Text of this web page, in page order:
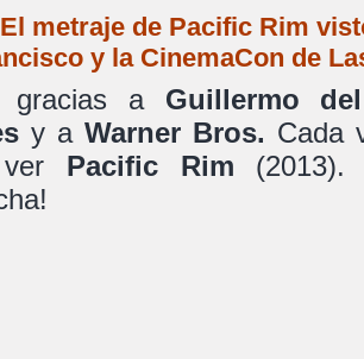
metraje de Pacific Rim
y la CinemaCon de
gracias a Guillermo
y a Warner Bros. Cada
Pacific Rim